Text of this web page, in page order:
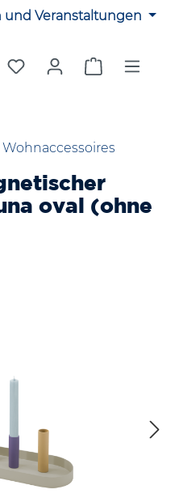
und Veranstaltungen
Du hast 0 Produkte auf
Warenkorb
Wohnaccessoires
oval (ohne